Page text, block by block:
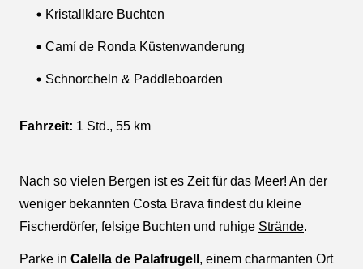
Kristallklare Buchten
Camí de Ronda Küstenwanderung
Schnorcheln & Paddleboarden
Fahrzeit: 1 Std., 55 km
Nach so vielen Bergen ist es Zeit für das Meer! An der
weniger bekannten Costa Brava findest du kleine
Fischerdörfer, felsige Buchten und ruhige Strände.
Parke in Calella de Palafrugell , einem charmanten Ort